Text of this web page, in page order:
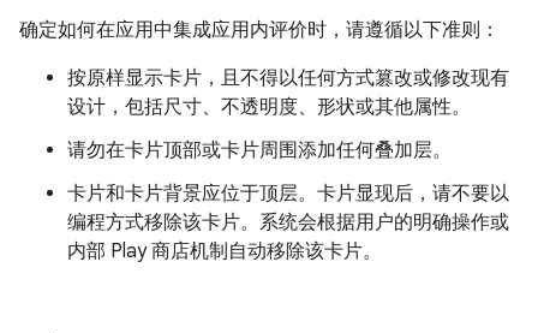
确定如何在应用中集成应用内评价时，请遵循以下准则：
按原样显示卡片，且不得以任何方式篡改或修改现有
设计，包括尺寸、不透明度、形状或其他属性。
请勿在卡片顶部或卡片周围添加任何叠加层。
卡片和卡片背景应位于顶层。卡片显现后，请不要以
编程方式移除该卡片。系统会根据用户的明确操作或
内部 Play 商店机制自动移除该卡片。